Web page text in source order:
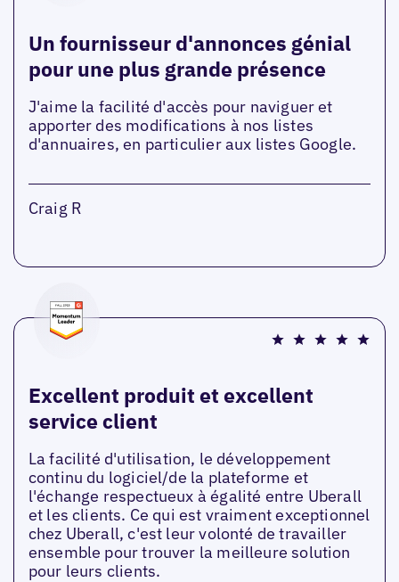
Un fournisseur d'annonces génial
pour une plus grande présence
J'aime la facilité d'accès pour naviguer et
apporter des modifications à nos listes
d'annuaires, en particulier aux listes Google.
Craig R
Excellent produit et excellent
service client
La facilité d'utilisation, le développement
continu du logiciel/de la plateforme et
l'échange respectueux à égalité entre Uberall
et les clients. Ce qui est vraiment exceptionnel
chez Uberall, c'est leur volonté de travailler
ensemble pour trouver la meilleure solution
pour leurs clients.